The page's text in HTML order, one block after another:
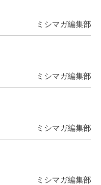
ミシマガ編集部
ミシマガ編集部
ミシマガ編集部
ミシマガ編集部